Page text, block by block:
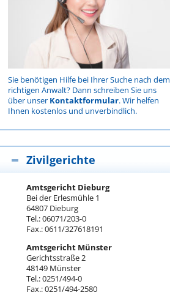
Sie benötigen Hilfe bei Ihrer Suche nach dem
richtigen Anwalt? Dann schreiben Sie uns
über unser Kontaktformular. Wir helfen
Ihnen kostenlos und unverbindlich.
Zivilgerichte
Amtsgericht Dieburg
Bei der Erlesmühle 1
64807 Dieburg
Tel.: 06071/203-0
Fax.: 0611/327618191
Amtsgericht Münster
Gerichtsstraße 2
48149 Münster
Tel.: 0251/494-0
Fax.: 0251/494-2580